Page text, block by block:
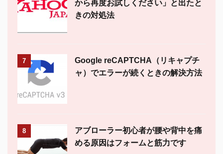
から再度お試しください」と出たと
きの対処法
7
Google reCAPTCHA（リキャプチ
ャ）でエラーが続くときの解決方法
8
アブローラー初心者が腰や背中を痛
める原因はフォームと筋力です